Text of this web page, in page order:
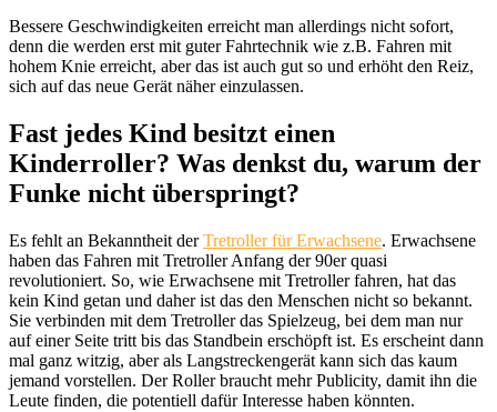
Bessere Geschwindigkeiten erreicht man allerdings nicht sofort,
denn die werden erst mit guter Fahrtechnik wie z.B. Fahren mit
hohem Knie erreicht, aber das ist auch gut so und erhöht den Reiz,
sich auf das neue Gerät näher einzulassen.
Fast jedes Kind besitzt einen
Kinderroller? Was denkst du, warum der
Funke nicht überspringt?
Es fehlt an Bekanntheit derTretroller für Erwachsene. Erwachsene
haben das Fahren mit Tretroller Anfang der 90er quasi
revolutioniert. So, wie Erwachsene mit Tretroller fahren, hat das
kein Kind getan und daher ist das den Menschen nicht so bekannt.
Sie verbinden mit dem Tretroller das Spielzeug, bei dem man nur
auf einer Seite tritt bis das Standbein erschöpft ist. Es erscheint dann
mal ganz witzig, aber als Langstreckengerät kann sich das kaum
jemand vorstellen. Der Roller braucht mehr Publicity, damit ihn die
Leute finden, die potentiell dafür Interesse haben könnten.